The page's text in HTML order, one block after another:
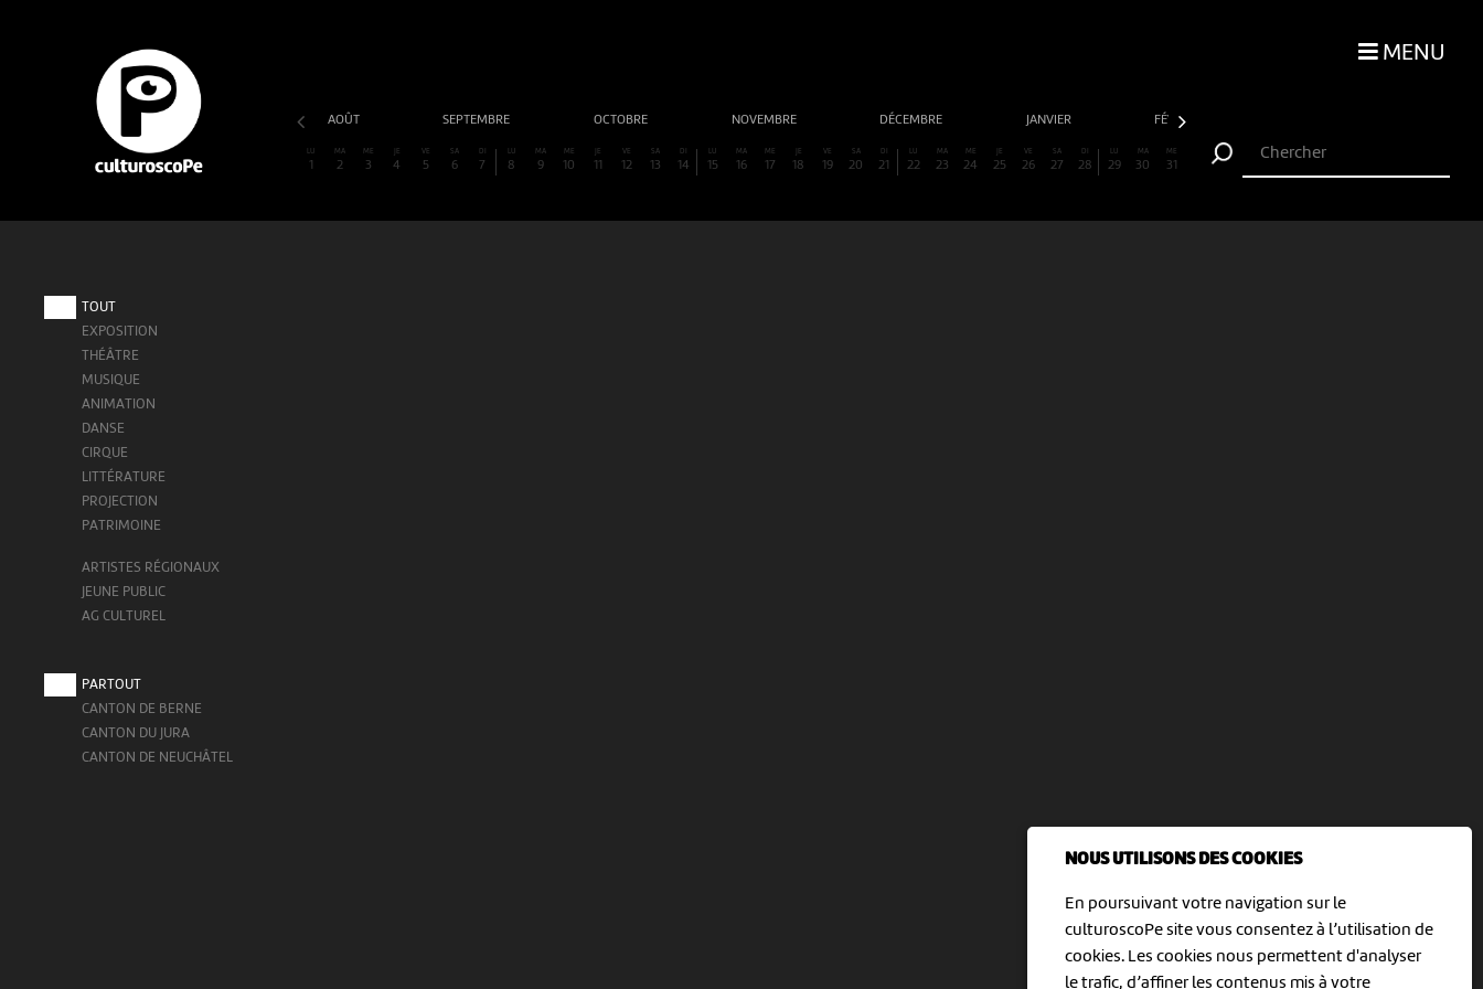
NOUS UTILISONS DES COOKIES
En poursuivant votre navigation sur le
culturoscoPe site vous consentez à l’utilisation de
cookies. Les cookies nous permettent d'analyser
le trafic, d’affiner les contenus mis à votre
MENU
AOÛT SEPTEMBRE OCTOBRE NOVEMBRE DÉCEMBRE JANVIER FÉVRIER
LU
1
MA
2
ME
3
JE
4
VE
5
SA
6
DI
7
LU
8
MA
9
ME
10
JE
11
VE
12
SA
13
DI
14
LU
15
MA
16
ME
17
JE
18
VE
19
SA
20
DI
21
LU
22
MA
23
ME
24
JE
25
VE
26
SA
27
DI
28
LU
29
MA
30
ME
31
TOUT
EXPOSITION
THÉÂTRE
MUSIQUE
ANIMATION
DANSE
CIRQUE
LITTÉRATURE
PROJECTION
PATRIMOINE
ARTISTES RÉGIONAUX
JEUNE PUBLIC
AG CULTUREL
PARTOUT
CANTON DE BERNE
CANTON DU JURA
CANTON DE NEUCHÂTEL